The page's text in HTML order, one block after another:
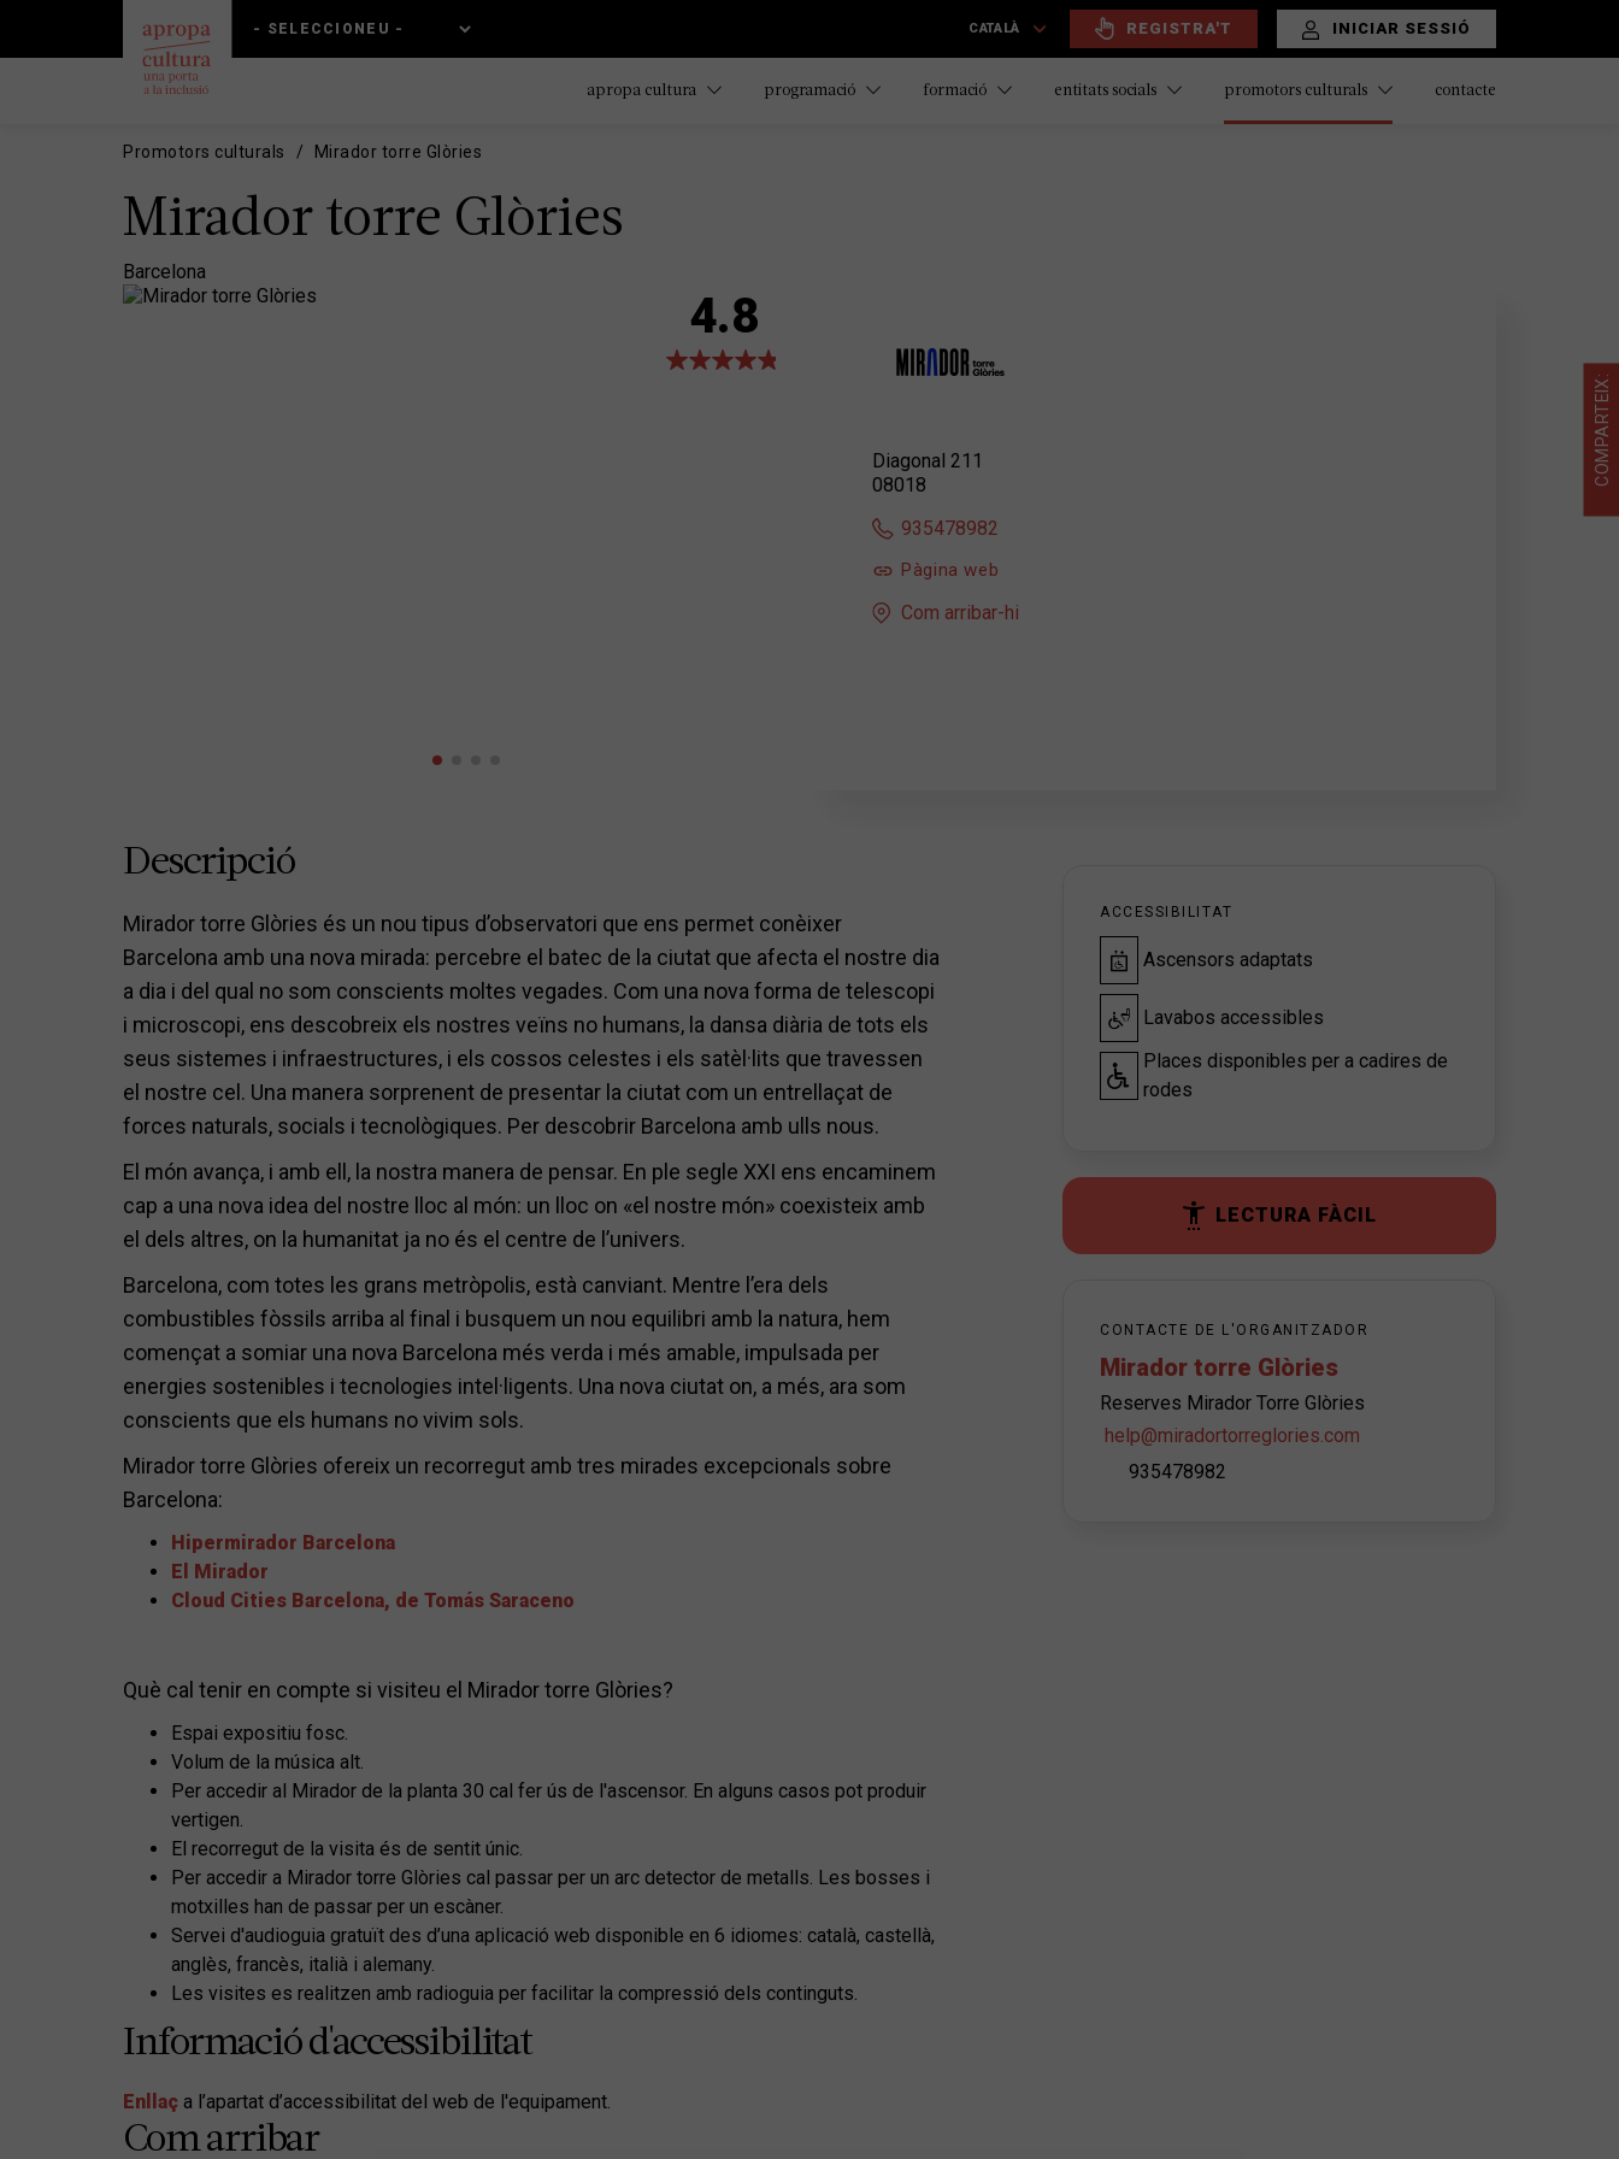
contingut
main
CATALÀ REGISTRA'T INICIAR SESSIÓ
apropa cultura programació formació entitats socials promotors culturals contacte
Promotors culturals Mirador torre Glòries
Mirador torre Glòries
Barcelona
4.8
Diagonal 211
08018
935478982
Pàgina web
Com arribar-hi
Descripció
Mirador torre Glòries és un nou tipus d’observatori que ens permet conèixer
Barcelona amb una nova mirada: percebre el batec de la ciutat que afecta el nostre dia
a dia i del qual no som conscients moltes vegades. Com una nova forma de telescopi
i microscopi, ens descobreix els nostres veïns no humans, la dansa diària de tots els
seus sistemes i infraestructures, i els cossos celestes i els satèl·lits que travessen
el nostre cel. Una manera sorprenent de presentar la ciutat com un entrellaçat de
forces naturals, socials i tecnològiques. Per descobrir Barcelona amb ulls nous.
El món avança, i amb ell, la nostra manera de pensar. En ple segle XXI ens encaminem
cap a una nova idea del nostre lloc al món: un lloc on «el nostre món» coexisteix amb
el dels altres, on la humanitat ja no és el centre de l’univers.
Barcelona, com totes les grans metròpolis, està canviant. Mentre l’era dels
combustibles fòssils arriba al final i busquem un nou equilibri amb la natura, hem
començat a somiar una nova Barcelona més verda i més amable, impulsada per
energies sostenibles i tecnologies intel·ligents. Una nova ciutat on, a més, ara som
conscients que els humans no vivim sols.
Mirador torre Glòries ofereix un recorregut amb tres mirades excepcionals sobre
Barcelona:
Hipermirador Barcelona
El Mirador
Cloud Cities Barcelona, de Tomás Saraceno
Què cal tenir en compte si visiteu el Mirador torre Glòries?
Espai expositiu fosc.
Volum de la música alt.
Per accedir al Mirador de la planta 30 cal fer ús de l'ascensor. En alguns casos pot produir
vertigen.
El recorregut de la visita és de sentit únic.
Per accedir a Mirador torre Glòries cal passar per un arc detector de metalls. Les bosses i
motxilles han de passar per un escàner.
Servei d'audioguia gratuït des d’una aplicació web disponible en 6 idiomes: català, castellà,
anglès, francès, italià i alemany.
Les visites es realitzen amb radioguia per facilitar la compressió dels continguts.
Informació d'accessibilitat
Enllaç a l’apartat d’accessibilitat del web de l'equipament.
Com arribar
ACCESSIBILITAT
Ascensors adaptats
Lavabos accessibles
Places disponibles per a cadires de
rodes
LECTURA FÀCIL
CONTACTE DE L'ORGANITZADOR
Mirador torre Glòries
Reserves Mirador Torre Glòries
help@miradortorreglories.com
935478982
COMPARTEIX: